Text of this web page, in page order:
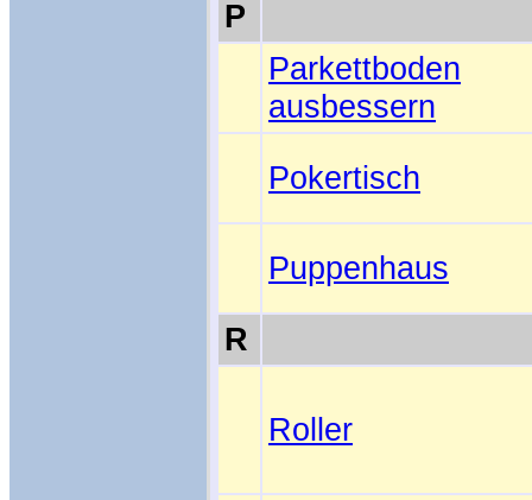
P
Parkettboden
ausbessern
Pokertisch
Puppenhaus
R
Roller